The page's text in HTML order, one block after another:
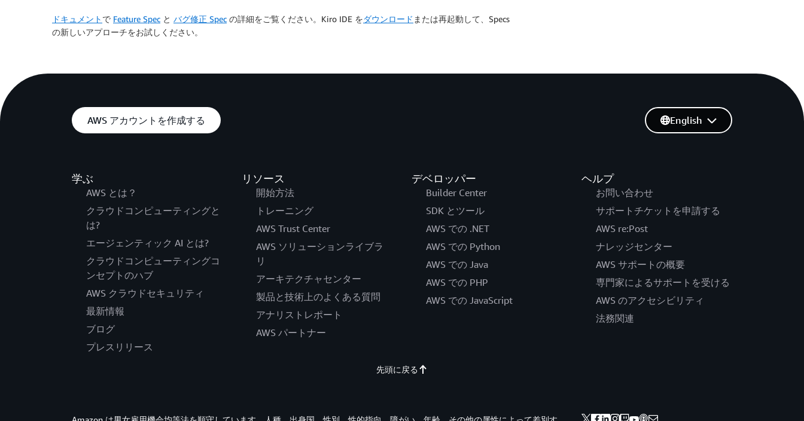
ドキュメント で Feature Spec と バグ修正 Spec の詳細をご覧ください。Kiro IDE をダウンロード または再起動して、Specs
の新しいアプローチをお試しください。
AWS アカウントを作成する
学ぶ
AWS とは？
クラウドコンピューティングと
は?
エージェンティック AI とは?
クラウドコンピューティングコ
ンセプトのハブ
AWS クラウドセキュリティ
最新情報
ブログ
プレスリリース
リソース
開始方法
トレーニング
AWS Trust Center
AWS ソリューションライブラ
リ
アーキテクチャセンター
製品と技術上のよくある質問
アナリストレポート
AWS パートナー
デベロッパー
Builder Center
SDK とツール
AWS での .NET
AWS での Python
AWS での Java
AWS での PHP
AWS での JavaScript
ヘルプ
お問い合わせ
サポートチケットを申請する
AWS re:Post
ナレッジセンター
AWS サポートの概要
専門家によるサポートを受ける
AWS のアクセシビリティ
法務関連
English
先頭に戻る